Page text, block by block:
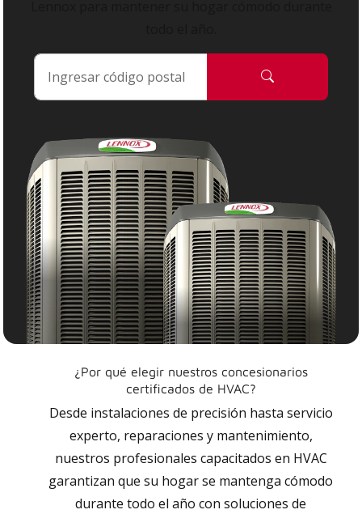
¿Por qué elegir nuestros concesionarios
certificados de HVAC?
Desde instalaciones de precisión hasta servicio
experto, reparaciones y mantenimiento,
nuestros profesionales capacitados en HVAC
garantizan que su hogar se mantenga cómodo
durante todo el año con soluciones de